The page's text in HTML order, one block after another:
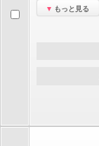
もっと見る